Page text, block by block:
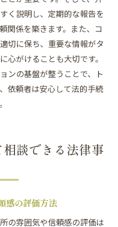
く説明し、定期的な報告を
関係を築きます。また、コ
切に保ち、重要な情報がタ
心がけることも大切です。
ンの基盤が整うことで、ト
依頼者は安心して法的手続
談できる法律事
感の評価方法
の雰囲気や信頼感の評価は